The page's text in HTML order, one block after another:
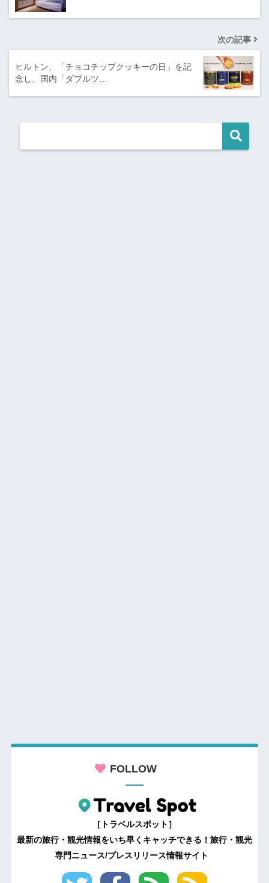
次の記事
ヒルトン、「チョコチップクッキーの日」を記
念し、国内「ダブルツ…
FOLLOW
［トラベルスポット］
最新の旅行・観光情報をいち早くキャッチできる！旅行・観光
専門ニュース/プレスリリース情報サイト